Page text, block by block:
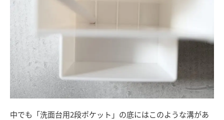
中でも「洗面台用2段ポケット」の底にはこのような溝があ